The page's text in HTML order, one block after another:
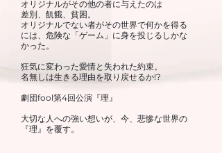
オリジナルがその他の者に与えたのは
差別、飢餓、貧困。
オリジナルでない者がその世界で何かを得る
には、危険な「ゲーム」に身を投じるしかな
かった。
狂気に変わった愛情と失われた約束。
名無しは生きる理由を取り戻せるか!?
劇団fool第4回公演『理』
大切な人への強い想いが、今、悲惨な世界の
『理』を覆す。